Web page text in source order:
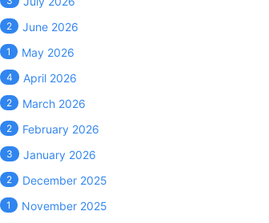
2 June 2026
1 May 2026
4 April 2026
2 March 2026
2 February 2026
3 January 2026
2 December 2025
1 November 2025